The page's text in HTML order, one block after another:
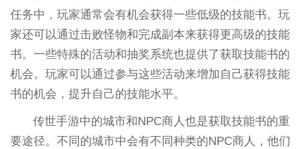
任务中，玩家通常会有机会获得一些低级的技能书。玩
家还可以通过击败怪物和完成副本来获得更高级的技能
书。一些特殊的活动和抽奖系统也提供了获取技能书的
机会。玩家可以通过参与这些活动来增加自己获得技能
书的机会，提升自己的技能水平。
传世手游中的城市和NPC商人也是获取技能书的重
要途径。不同的城市中会有不同种类的NPC商人，他们